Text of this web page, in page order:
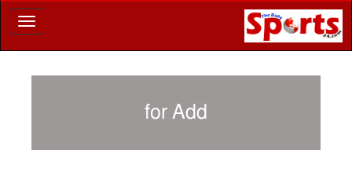
Toggle
navigation
for Add